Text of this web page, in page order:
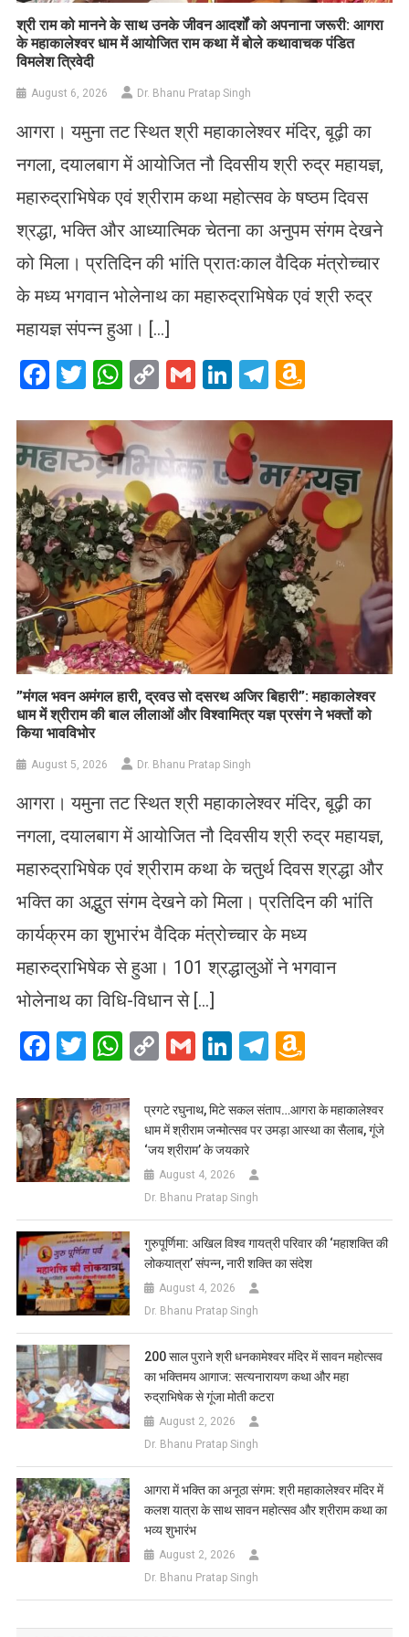
​श्री राम को मानने के साथ उनके जीवन आदर्शों को अपनाना जरूरी: आगरा
के महाकालेश्वर धाम में आयोजित राम कथा में बोले कथावाचक पंडित
विमलेश त्रिवेदी
August 6, 2026 Dr. Bhanu Pratap Singh
आगरा। यमुना तट स्थित श्री महाकालेश्वर मंदिर, बूढ़ी का
नगला, दयालबाग में आयोजित नौ दिवसीय श्री रुद्र महायज्ञ,
महारुद्राभिषेक एवं श्रीराम कथा महोत्सव के षष्ठम दिवस
श्रद्धा, भक्ति और आध्यात्मिक चेतना का अनुपम संगम देखने
को मिला। प्रतिदिन की भांति प्रातःकाल वैदिक मंत्रोच्चार
के मध्य भगवान भोलेनाथ का महारुद्राभिषेक एवं श्री रुद्र
महायज्ञ संपन्न हुआ। […]
Facebook
Twitter
WhatsApp
CopyGmailLinkedIn
Telegram
List
​”मंगल भवन अमंगल हारी, द्रवउ सो दसरथ अजिर बिहारी”: महाकालेश्वर
धाम में श्रीराम की बाल लीलाओं और विश्वामित्र यज्ञ प्रसंग ने भक्तों को
किया भावविभोर
August 5, 2026 Dr. Bhanu Pratap Singh
आगरा। यमुना तट स्थित श्री महाकालेश्वर मंदिर, बूढ़ी का
नगला, दयालबाग में आयोजित नौ दिवसीय श्री रुद्र महायज्ञ,
महारुद्राभिषेक एवं श्रीराम कथा के चतुर्थ दिवस श्रद्धा और
भक्ति का अद्भुत संगम देखने को मिला। प्रतिदिन की भांति
कार्यक्रम का शुभारंभ वैदिक मंत्रोच्चार के मध्य
महारुद्राभिषेक से हुआ। 101 श्रद्धालुओं ने भगवान
भोलेनाथ का विधि-विधान से […]
Facebook
Twitter
WhatsApp
CopyGmailLinkedIn
Telegram
List
प्रगटे रघुनाथ, मिटे सकल संताप…आगरा के महाकालेश्वर
धाम में श्रीराम जन्मोत्सव पर उमड़ा आस्था का सैलाब, गूंजे
‘जय श्रीराम’ के जयकारे
August 4, 2026
Dr. Bhanu Pratap Singh
गुरुपूर्णिमा: अखिल विश्व गायत्री परिवार की ‘महाशक्ति की
लोकयात्रा’ संपन्न, नारी शक्ति का संदेश
August 4, 2026
Dr. Bhanu Pratap Singh
200 साल पुराने श्री धनकामेश्वर मंदिर में सावन महोत्सव
का भक्तिमय आगाज: सत्यनारायण कथा और महा
रुद्राभिषेक से गूंजा मोती कटरा
August 2, 2026
Dr. Bhanu Pratap Singh
आगरा में भक्ति का अनूठा संगम: श्री महाकालेश्वर मंदिर में
कलश यात्रा के साथ सावन महोत्सव और श्रीराम कथा का
भव्य शुभारंभ
August 2, 2026
Dr. Bhanu Pratap Singh